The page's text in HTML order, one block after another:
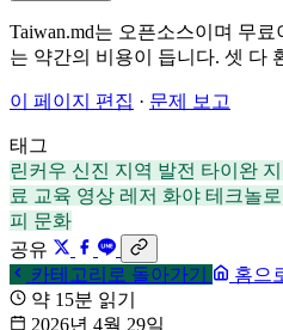
Taiwan.md는 오픈소스이며 무
는 약간의 비용이 듭니다. 셋 다
이 페이지 편집 · 문제 보고
태그
린커우 신진 지역 발전 타이완 지
료 교육 영상 레저 화야 테크놀
피 문화
공유
카테고리로 돌아가기
홈으
약 15분 읽기
2026년 4월 29일